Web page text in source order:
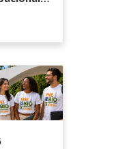
e